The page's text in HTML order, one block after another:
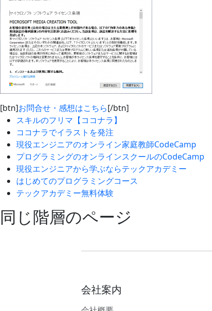
[btn]お問合せ・感想はこちら[/btn]
スキルのフリマ【ココナラ】
ココナラでイラストを発注
現役エンジニアのオンライン家庭教師CodeCamp
プログラミングのオンラインスクールのCodeCamp
現役エンジニアから学ぶならテックアカデミー
はじめてのプログラミングコース
テックアカデミー無料体験
同じ階層のページ
会社案内